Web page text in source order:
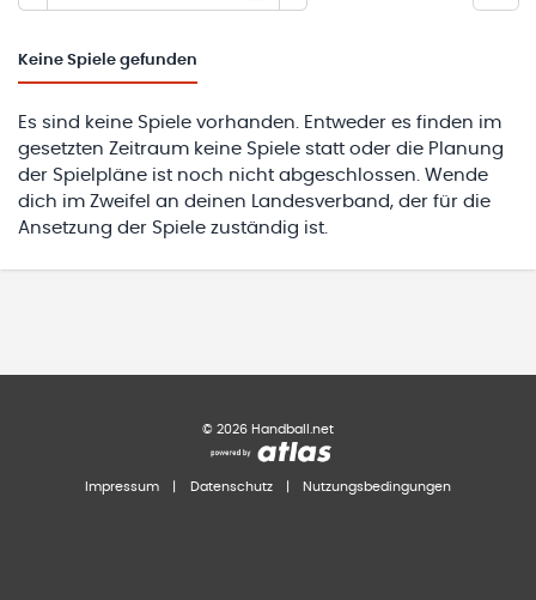
Keine Spiele gefunden
Es sind keine Spiele vorhanden. Entweder es finden im
gesetzten Zeitraum keine Spiele statt oder die Planung
der Spielpläne ist noch nicht abgeschlossen. Wende
dich im Zweifel an deinen Landesverband, der für die
Ansetzung der Spiele zuständig ist.
© 2026 Handball.net
Impressum Datenschutz Nutzungsbedingungen